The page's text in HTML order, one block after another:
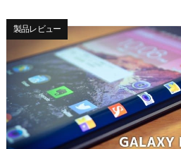
製品レビュー